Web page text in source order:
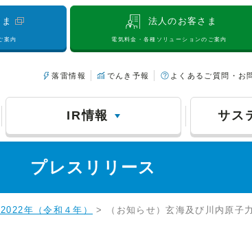
案内
法人のお客さま
電気料金・各種ソリューションのご案内
落雷情報 でんき予報 よくあるご質問・お
IR情報 サス
プレスリリース
年（令和４年）
> （お知らせ）玄海及び川内原子